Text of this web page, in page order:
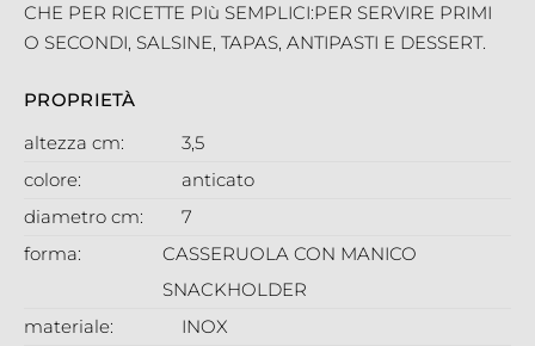
CHE PER RICETTE PIù SEMPLICI:PER SERVIRE PRIMI
O SECONDI, SALSINE, TAPAS, ANTIPASTI E DESSERT.
PROPRIETÀ
altezza cm:
3,5
colore:
anticato
diametro cm:
7
forma:
CASSERUOLA CON MANICO
SNACKHOLDER
materiale:
INOX